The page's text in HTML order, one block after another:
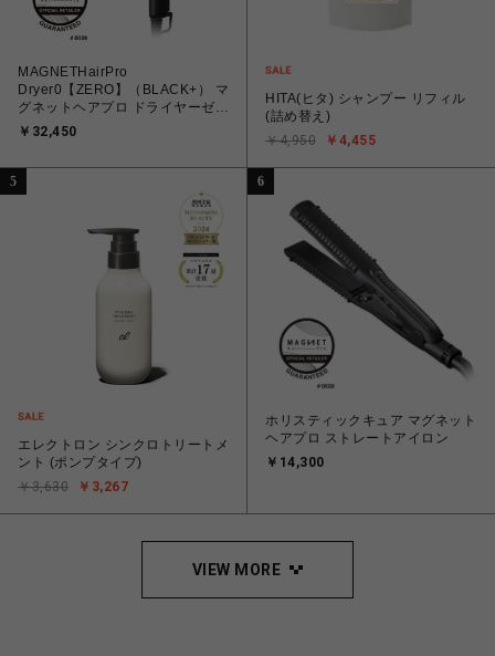
MAGNETHairPro
Dryer0【ZERO】（BLACK+） マ
グネットヘアプロ ドライヤーゼロ
ブラックプラス
￥32,450
HITA(ヒタ) シャンプー リフィル
(詰め替え)
￥4,455
￥4,950
5
エレクトロン シンクロトリートメ
ント (ポンプタイプ)
￥3,267
￥3,630
6
ホリスティックキュア マグネット
ヘアプロ ストレートアイロン
￥14,300
VIEW MORE